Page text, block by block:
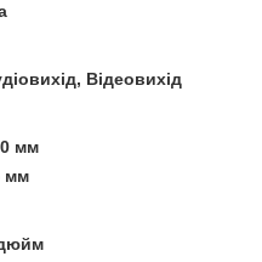
Відеовихід
мм
мм